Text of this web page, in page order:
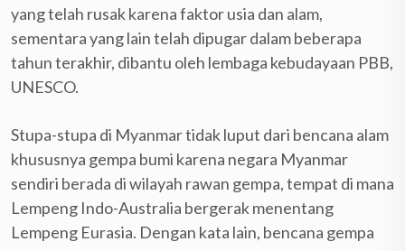
yang telah rusak karena faktor usia dan alam,
sementara yang lain telah dipugar dalam beberapa
tahun terakhir, dibantu oleh lembaga kebudayaan PBB,
UNESCO.
Stupa-stupa di Myanmar tidak luput dari bencana alam
khususnya gempa bumi karena negara Myanmar
sendiri berada di wilayah rawan gempa, tempat di mana
Lempeng Indo-Australia bergerak menentang
Lempeng Eurasia. Dengan kata lain, bencana gempa